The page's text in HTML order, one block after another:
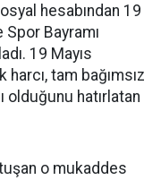
hesabından 19
Bayramı
19 Mayıs
tam bağımsız
olduğunu hatırlatan
o mukaddes